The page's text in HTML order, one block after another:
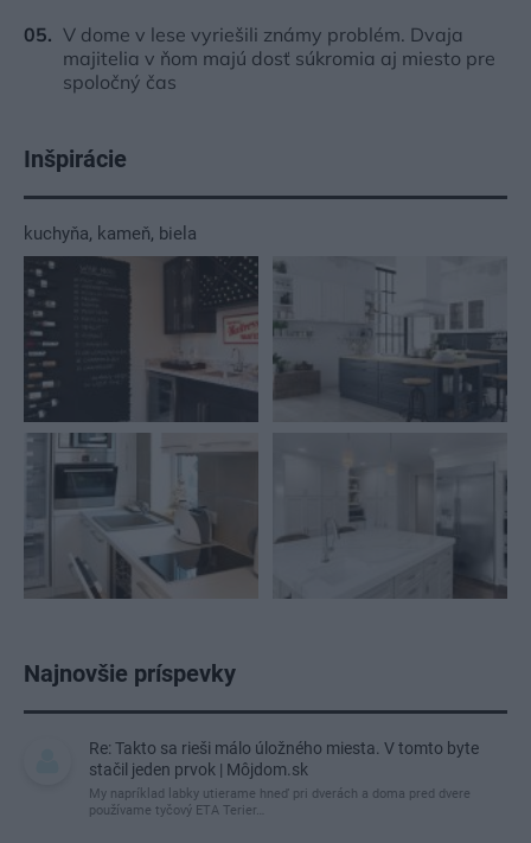
V dome v lese vyriešili známy problém. Dvaja
majitelia v ňom majú dosť súkromia aj miesto pre
spoločný čas
Inšpirácie
kuchyňa, kameň, biela
Najnovšie príspevky
Re: Takto sa rieši málo úložného miesta. V tomto byte
stačil jeden prvok | Môjdom.sk
My napríklad labky utierame hneď pri dverách a doma pred dvere
používame tyčový ETA Terier…